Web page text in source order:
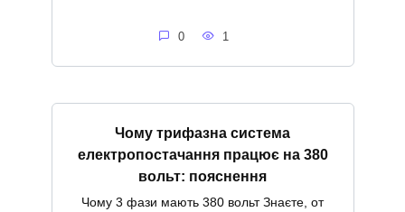
0 1
Чому трифазна система
електропостачання працює на 380
вольт: пояснення
Чому 3 фази мають 380 вольт Знаєте, от